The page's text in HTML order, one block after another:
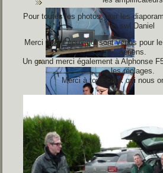
Pour toutes les photos, voir les
et swl Daniel
Merci à tout ceux qui sont venus pour
aériens.
Un grand merci également à Alphonse
les réglages.
Merci à tous ceux qui nous